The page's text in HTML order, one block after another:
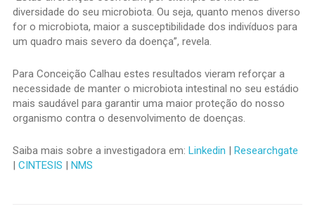
diversidade do seu microbiota. Ou seja, quanto menos diverso
for o microbiota, maior a susceptibilidade dos indivíduos para
um quadro mais severo da doença”, revela.
Para Conceição Calhau estes resultados vieram reforçar a
necessidade de manter o microbiota intestinal no seu estádio
mais saudável para garantir uma maior proteção do nosso
organismo contra o desenvolvimento de doenças.
Saiba mais sobre a investigadora em: Linkedin
Researchgate
CINTESIS NMS